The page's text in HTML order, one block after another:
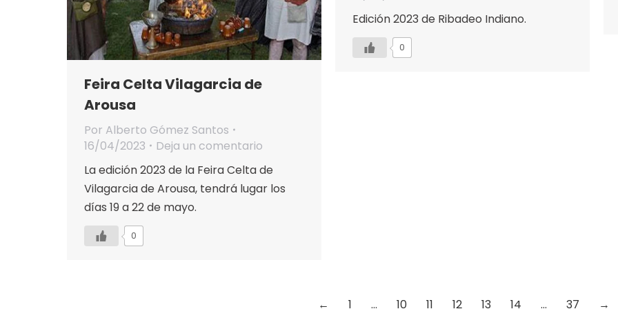
Edición 2023 de Ribadeo Indiano.
0
Feira Celta Vilagarcia de
Arousa
Por Alberto Gómez Santos
16/04/2023
Deja un comentario
La edición 2023 de la Feira Celta de
Vilagarcia de Arousa, tendrá lugar los
días 19 a 22 de mayo.
0
← 1 … 10 11 12 13 14 … 37 →